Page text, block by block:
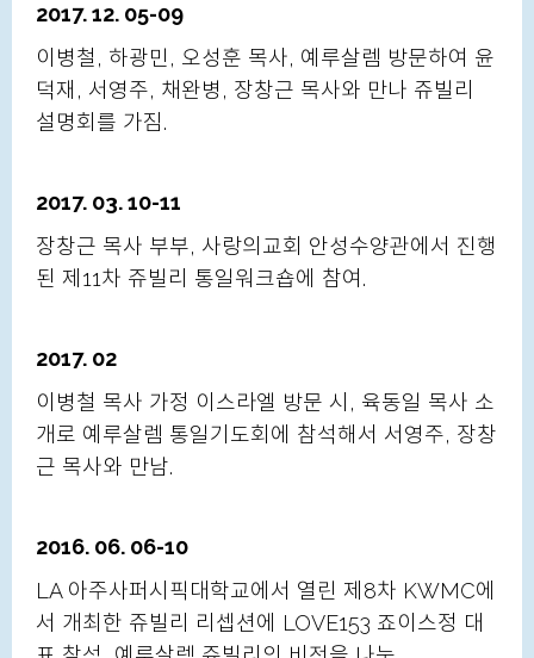
2017. 12. 05-09
이병철, 하광민, 오성훈 목사, 예루살렘 방문하여 윤
덕재, 서영주, 채완병, 장창근 목사와 만나 쥬빌리
설명회를 가짐.
2017. 03. 10-11
장창근 목사 부부, 사랑의교회 안성수양관에서 진행
된 제11차 쥬빌리 통일워크숍에 참여.
2017. 02
이병철 목사 가정 이스라엘 방문 시, 육동일 목사 소
개로 예루살렘 통일기도회에 참석해서 서영주, 장창
근 목사와 만남.
2016. 06. 06-10
LA 아주사퍼시픽대학교에서 열린 제8차 KWMC에
서 개최한 쥬빌리 리셉션에 LOVE153 죠이스정 대